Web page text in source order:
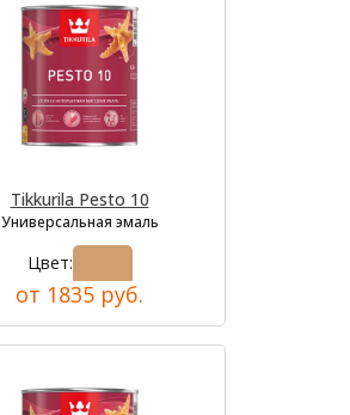
Tikkurila Pesto 10
Универсальная эмаль
Цвет:
от 1835 руб.